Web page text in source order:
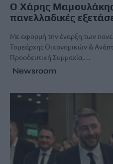
Ο Χάρης Μαμουλάκης
πανελλαδικές
Με αφορμή την έναρξη των
Τομεάρχης Οικονομικών &
Προοδευτική Συμμαχία,…
Newsroom